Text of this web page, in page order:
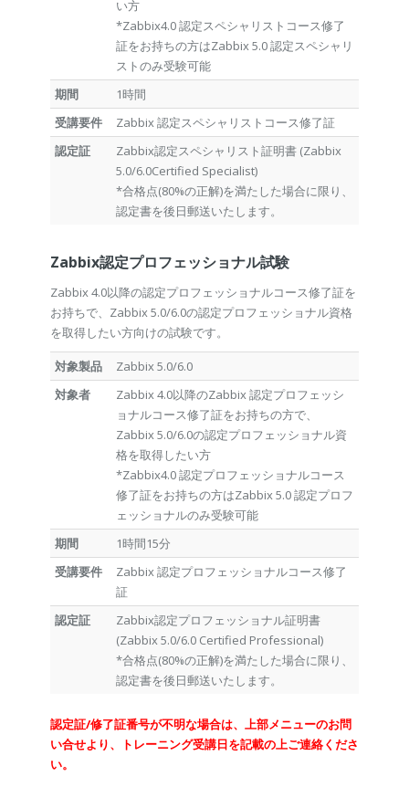
い方
*Zabbix4.0 認定スペシャリストコース修了
証をお持ちの方はZabbix 5.0 認定スペシャリ
ストのみ受験可能
期間
1時間
受講要件
Zabbix 認定スペシャリストコース修了証
認定証
Zabbix認定スペシャリスト証明書 (Zabbix
5.0/6.0Certified Specialist)
*合格点(80%の正解)を満たした場合に限り、
認定書を後日郵送いたします。
Zabbix認定プロフェッショナル試験
Zabbix 4.0以降の認定プロフェッショナルコース修了証を
お持ちで、Zabbix 5.0/6.0の認定プロフェッショナル資格
を取得したい方向けの試験です。
対象製品
Zabbix 5.0/6.0
対象者
Zabbix 4.0以降のZabbix 認定プロフェッシ
ョナルコース修了証をお持ちの方で、
Zabbix 5.0/6.0の認定プロフェッショナル資
格を取得したい方
*Zabbix4.0 認定プロフェッショナルコース
修了証をお持ちの方はZabbix 5.0 認定プロフ
ェッショナルのみ受験可能
期間
1時間15分
受講要件
Zabbix 認定プロフェッショナルコース修了
証
認定証
Zabbix認定プロフェッショナル証明書
(Zabbix 5.0/6.0 Certified Professional)
*合格点(80%の正解)を満たした場合に限り、
認定書を後日郵送いたします。
認定証/修了証番号が不明な場合は、上部メニューのお問
い合せより、トレーニング受講日を記載の上ご連絡くださ
い。